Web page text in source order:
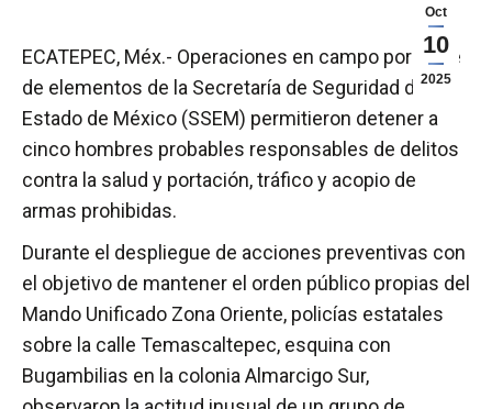
Oct
10
2025
ECATEPEC, Méx.- Operaciones en campo por parte
de elementos de la Secretaría de Seguridad del
Estado de México (SSEM) permitieron detener a
cinco hombres probables responsables de delitos
contra la salud y portación, tráfico y acopio de
armas prohibidas.
Durante el despliegue de acciones preventivas con
el objetivo de mantener el orden público propias del
Mando Unificado Zona Oriente, policías estatales
sobre la calle Temascaltepec, esquina con
Bugambilias en la colonia Almarcigo Sur,